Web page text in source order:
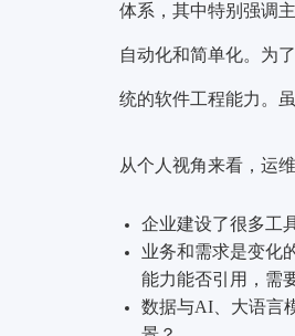
体系，其中特别 强调
自动化和简单化。为
统的软件工程能力。
从个人视角来看，运
企业建设了很多工
业务和需求是变化
能力能否引用，需
数据与AI、大语言